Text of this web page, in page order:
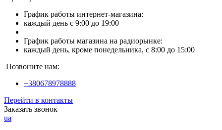
График работы интернет-магазина:
каждый день с 9:00 до 19:00
График работы магазина на радиорынке:
каждый день, кроме понедельника, с 8:00 до 15:00
Позвоните нам:
+380678978888
Перейти в контакты
Заказать звонок
ua